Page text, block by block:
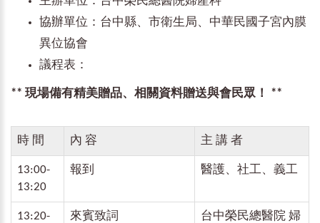
協辦單位：台中縣、市衛生局、中華民國子宮內膜
異位協會
議程表：
** 現場備有精美贈品、相關資料贈送與會民眾！ **
時 間 內 容 主 講 者
13:00-
13:20
報到 醫護、社工、義工
13:20-
來賓致詞
台中榮民總醫院 婦